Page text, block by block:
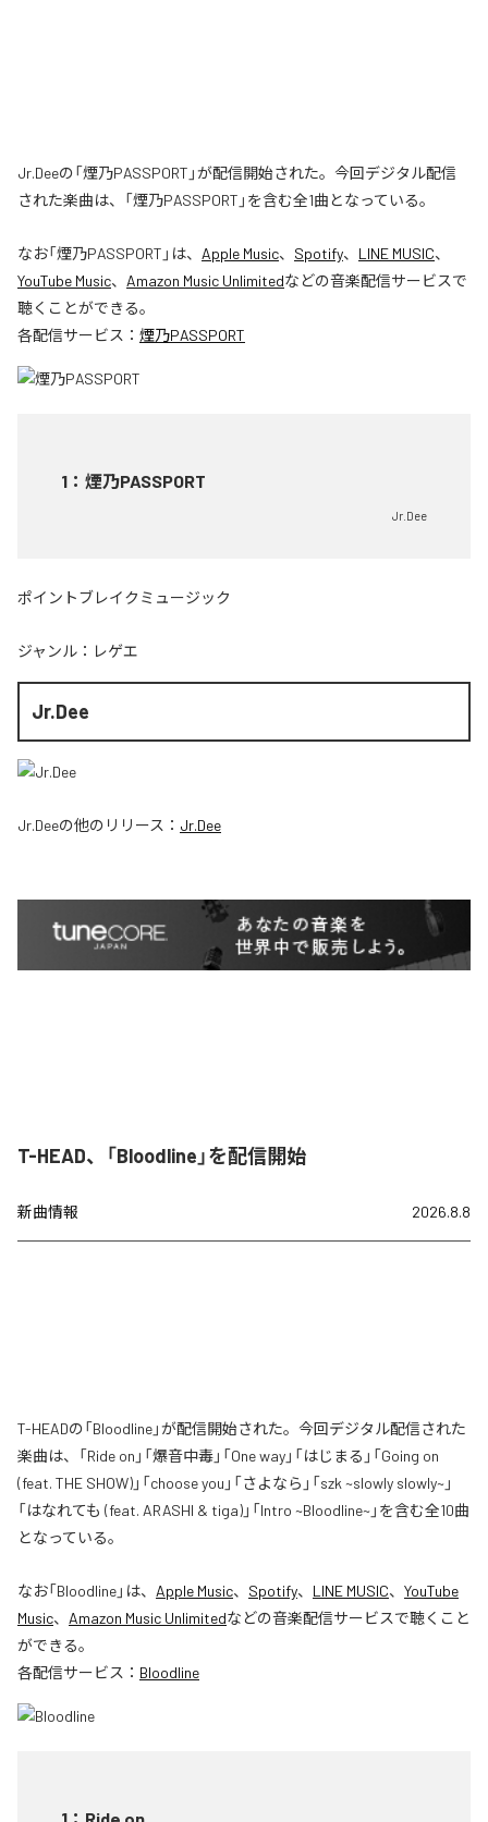
Jr.Deeの「煙乃PASSPORT」が配信開始された。今回デジタル配信
された楽曲は、「煙乃PASSPORT」を含む全1曲となっている。
なお「煙乃PASSPORT 」は、 Apple Music、 Spotify、 LINE MUSIC、
YouTube Music、 Amazon Music Unlimitedなどの音楽配信サービスで
聴くことができる。
各配信サービス： 煙乃PASSPORT
1 ： 煙乃PASSPORT
Jr.Dee
ポイントブレイクミュージック
ジャンル： レゲエ
Jr.Dee
Jr.Deeの他のリリース： Jr.Dee
T-HEAD、「Bloodline」を配信開始
新曲情報 2026.8.8
T-HEADの「Bloodline」が配信開始された。今回デジタル配信された
楽曲は、「Ride on」「爆音中毒」「One way」「はじまる」「Going on
(feat. THE SHOW)」「choose you」「さよなら」「szk ~slowly slowly~」
「はなれても (feat. ARASHI & tiga)」「Intro ~Bloodline~」を含む全10曲
となっている。
なお「Bloodline」は、 Apple Music、 Spotify、 LINE MUSIC、 YouTube
Music、 Amazon Music Unlimitedなどの音楽配信サービスで聴くこと
ができる。
各配信サービス： Bloodline
1 ： Ride on